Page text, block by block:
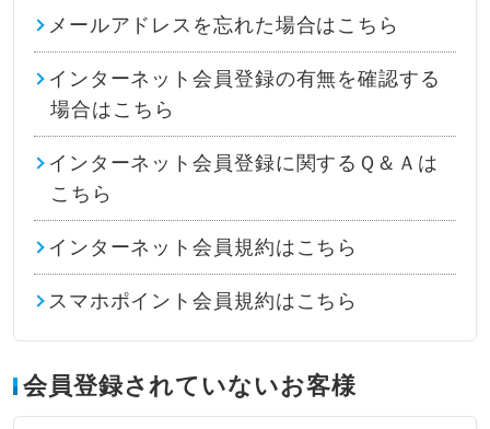
メールアドレスを忘れた場合はこちら
インターネット会員登録の有無を確認する
場合はこちら
インターネット会員登録に関するＱ＆Ａは
こちら
インターネット会員規約はこちら
スマホポイント会員規約はこちら
会員登録されていないお客様